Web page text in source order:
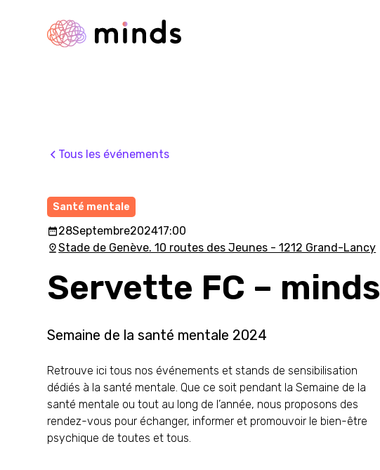
Tous les événements
Santé mentale
28Septembre202417:00
Stade de Genève. 10 routes des Jeunes - 1212 Grand-Lancy
Servette FC – minds
Semaine de la santé mentale 2024
Retrouve ici tous nos événements et stands de sensibilisation
dédiés à la santé mentale. Que ce soit pendant la Semaine de la
santé mentale ou tout au long de l’année, nous proposons des
rendez-vous pour échanger, informer et promouvoir le bien-être
psychique de toutes et tous.